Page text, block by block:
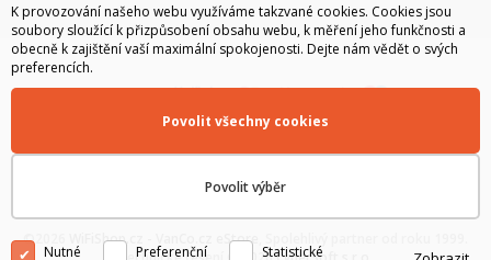
©2026 WiFiShop.cz - VanCo.cz eStore
K provozování našeho webu využíváme takzvané cookies. Cookies jsou
soubory sloužící k přizpůsobení obsahu webu, k měření jeho funkčnosti a
obecně k zajištění vaší maximální spokojenosti. Dejte nám vědět o svých
preferencích.
Povolit výběr
Povolit všechny cookies
Nutné Preferenční Statistické